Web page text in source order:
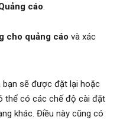
cáo.
cho quảng cáo và xác
bạn sẽ được đặt lại hoặc
thể có các chế độ cài đặt
khác. Điều này cũng có